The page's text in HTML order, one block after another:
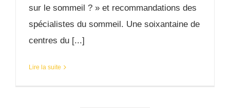
sur le sommeil ? » et recommandations des
spécialistes du sommeil. Une soixantaine de
centres du [...]
Lire la suite